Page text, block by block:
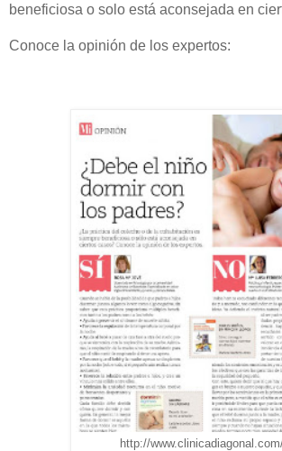
beneficiosa o solo está aconsejada en
Conoce la opinión de los expertos:
http://